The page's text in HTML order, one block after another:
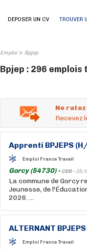
DEPOSER UN CV TROUVER
Emploi> Bpjep
Bpjep : 296
Ne
Recevez
Apprenti BPJEPS
Emploi France Travail
Gorcy (54730) - CDD - 25/
La commune de Gorcy
Jeunesse, de
2026. ...
ALTERNANT BPJEPS
Emploi France Travail